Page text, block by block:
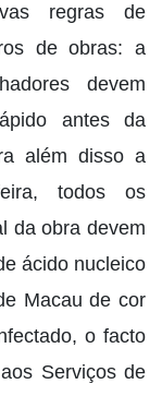
regras de
de obras: a
devem
antes da
além disso a
todos os
da obra devem
ácido nucleico
Macau de cor
o facto
Serviços de